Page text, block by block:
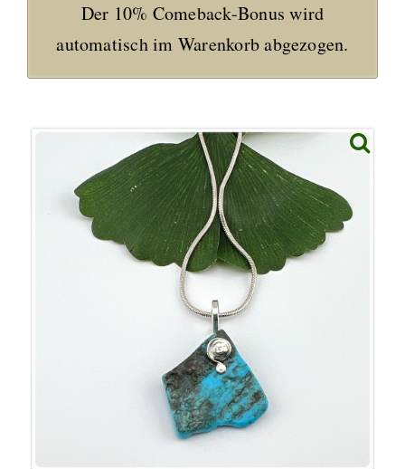
Der 10% Comeback-Bonus wird
automatisch im Warenkorb abgezogen.